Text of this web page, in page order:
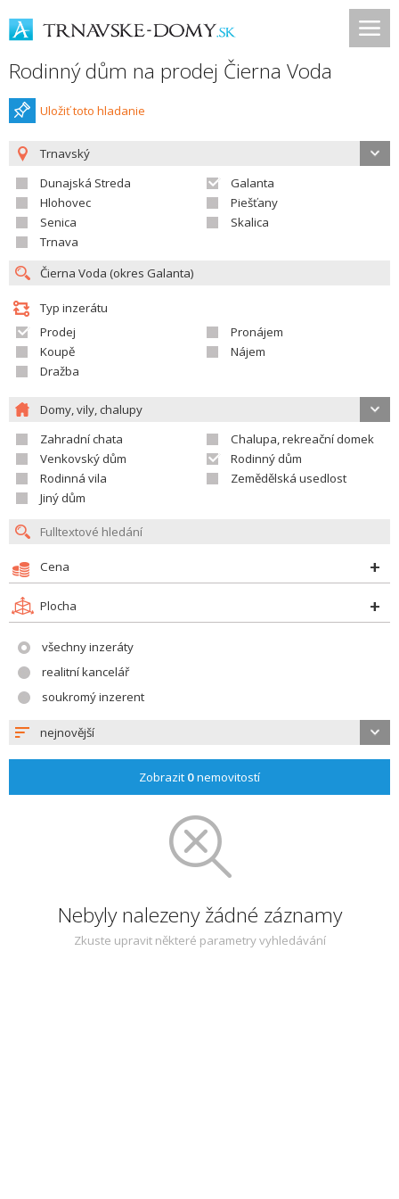
Rodinný dům na prodej Čierna Voda
Uložiť toto hladanie
Trnavský
Dunajská Streda
Galanta
Hlohovec
Piešťany
Senica
Skalica
Trnava
Typ inzerátu
Prodej
Pronájem
Koupě
Nájem
Dražba
Domy, vily, chalupy
Zahradní chata
Chalupa, rekreační domek
Venkovský dům
Rodinný dům
Rodinná vila
Zemědělská usedlost
Jiný dům
Cena
Plocha
všechny inzeráty
realitní kancelář
soukromý inzerent
nejnovější
Zobrazit 0nemovitostí
Nebyly nalezeny žádné záznamy
Zkuste upravit některé parametry vyhledávání